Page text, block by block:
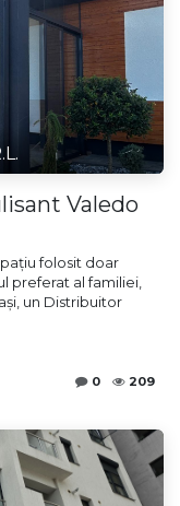
Valedo
folosit doar
preferat al familiei,
un Distribuitor
0 209